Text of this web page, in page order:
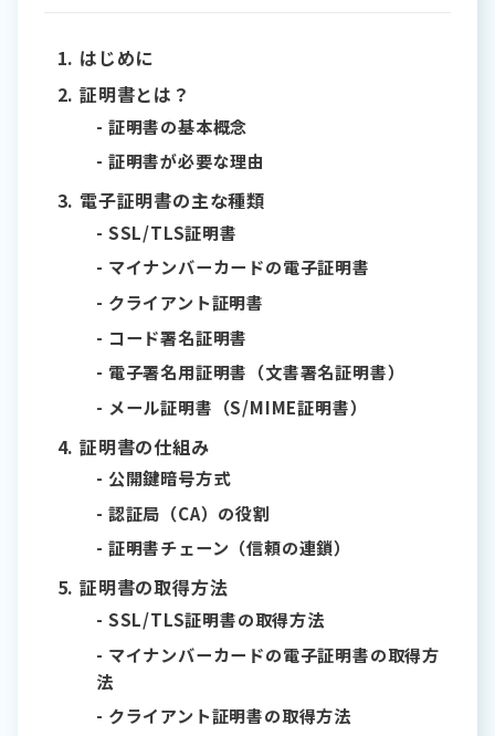
はじめに
証明書とは？
証明書の基本概念
証明書が必要な理由
電子証明書の主な種類
SSL/TLS証明書
マイナンバーカードの電子証明書
クライアント証明書
コード署名証明書
電子署名用証明書（文書署名証明書）
メール証明書（S/MIME証明書）
証明書の仕組み
公開鍵暗号方式
認証局（CA）の役割
証明書チェーン（信頼の連鎖）
証明書の取得方法
SSL/TLS証明書の取得方法
マイナンバーカードの電子証明書の取得方
法
クライアント証明書の取得方法